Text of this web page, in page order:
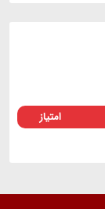
امتیاز